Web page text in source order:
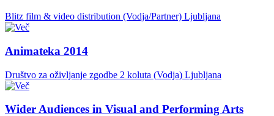
Blitz film & video distribution (Vodja/Partner) Ljubljana
Animateka 2014
Društvo za oživljanje zgodbe 2 koluta (Vodja) Ljubljana
Wider Audiences in Visual and Performing Arts